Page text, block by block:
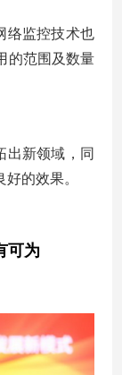
络监控技术也
的范围及数量
出新领域，同
的效果。
可为